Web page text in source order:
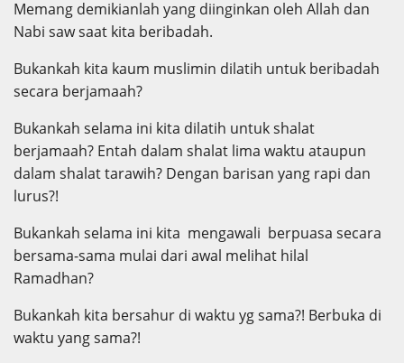
Memang demikianlah yang diinginkan oleh Allah dan
Nabi saw saat kita beribadah.
Bukankah kita kaum muslimin dilatih untuk beribadah
secara berjamaah?
Bukankah selama ini kita dilatih untuk shalat
berjamaah? Entah dalam shalat lima waktu ataupun
dalam shalat tarawih? Dengan barisan yang rapi dan
lurus?!
Bukankah selama ini kita mengawali berpuasa secara
bersama-sama mulai dari awal melihat hilal
Ramadhan?
Bukankah kita bersahur di waktu yg sama?! Berbuka di
waktu yang sama?!